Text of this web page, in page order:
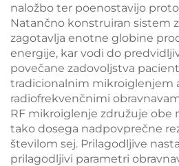
naložbo ter poenostavijo
Natančno konstruiran sistem
zagotavlja enotne globine
energije, kar vodi do
povečane zadovoljstva
tradicionalnim mikroiglenjem
radiofrekvenčnimi
RF mikroiglenje združuje obe
tako dosega nadpovprečne
številom sej. Prilagodljive
prilagodljivi parametri